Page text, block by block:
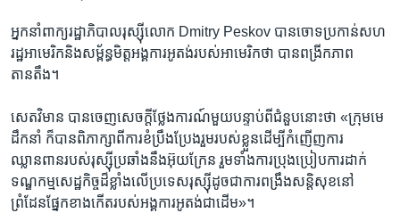
អ្នក​នាំពាក្យ​រដ្ឋាភិបាល​រុស្ស៊ី​លោក Dmitry Peskov បាន​ចោទ​ប្រកាន់​សហ
រដ្ឋ​អាមេរិក​និង​សម្ព័ន្ធមិត្ត​អង្គការ​អូតង់​របស់​អាមេរិក​ថា បានពង្រីក​ភាព​
តានតឹង។
សេតវិមាន បាន​ចេញ​សេចក្តី​ថ្លែងការណ៍​មួយ​បន្ទាប់ពី​ជំនួប​នោះ​ថា «ក្រុម​មេ
ដឹកនាំ ក៏​បាន​ពិភាក្សា​ពី​ការខំ​ប្រឹង​ប្រែង​រួម​របស់​ខ្លួន​ដើម្បី​កំញើញ​ការ
ឈ្លានពាន​របស់​រុស្ស៊ី​ប្រឆាំង​នឹង​អ៊ុយក្រែន រួមទាំង​ការប្រុងប្រៀប​ការដាក់​
ទណ្ឌកម្ម​សេដ្ឋកិច្ច​ដ៏​ខ្លាំង​លើ​ប្រទេស​រុស្ស៊ីដូចជា​ការពង្រឹង​សន្តិសុខ​នៅ​
ព្រំដែន​ផ្នែក​ខាង​កើត​របស់​អង្គការ​អូតង់​ជា​ដើម»។